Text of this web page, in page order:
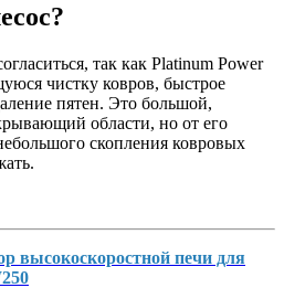
так как Platinum Power
чистку ковров, быстрое
пятен. Это большой,
области, но от его
скопления ковровых
высокоскоростной печи для